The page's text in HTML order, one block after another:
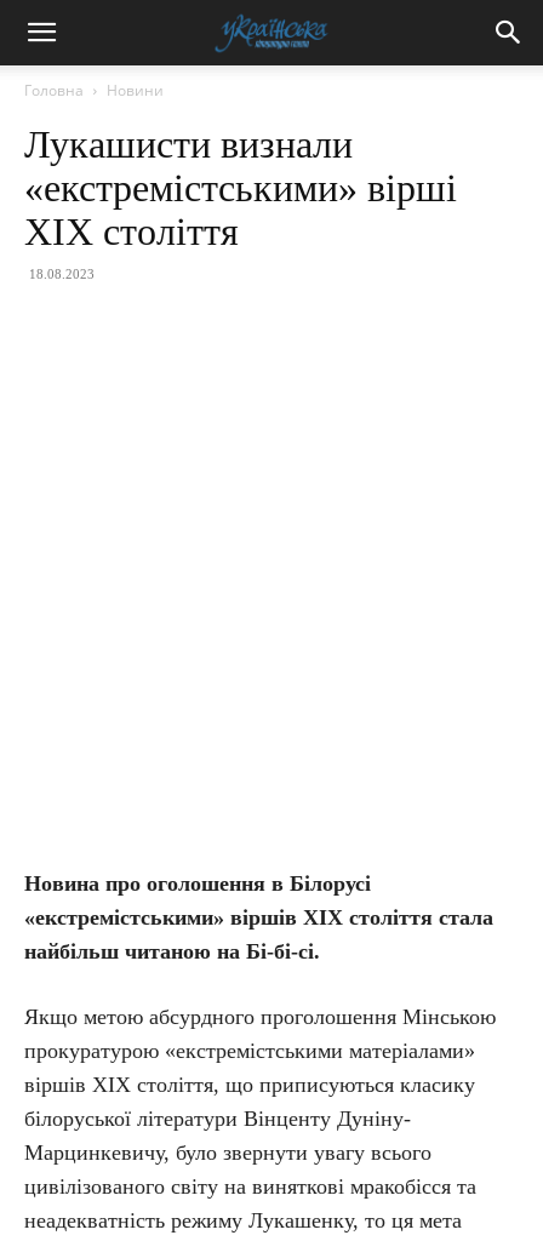
Головна Новини
Лукашисти визнали
«екстремістськими» вірші
XIX століття
18.08.2023
Новина про оголошення в Білорусі
«екстремістськими» віршів XIX століття стала
найбільш читаною на Бі-бі-сі.
Якщо метою абсурдного проголошення Мінською
прокуратурою «екстремістськими матеріалами»
віршів XIX століття, що приписуються класику
білоруської літератури Вінценту Дуніну-
Марцинкевичу, було звернути увагу всього
цивілізованого світу на виняткові мракобісся та
неадекватність режиму Лукашенку, то ця мета